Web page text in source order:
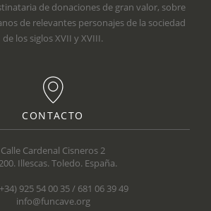
de donaciones de gran valor, sobre
de relevantes personajes de la sociedad
de los siglos XVII y XVIII.
CONTACTO
Calle Cardenal Cisneros 2
Illescas. Toledo. España.
925 54 00 35 / 681 06 39 49
info@funcave.org